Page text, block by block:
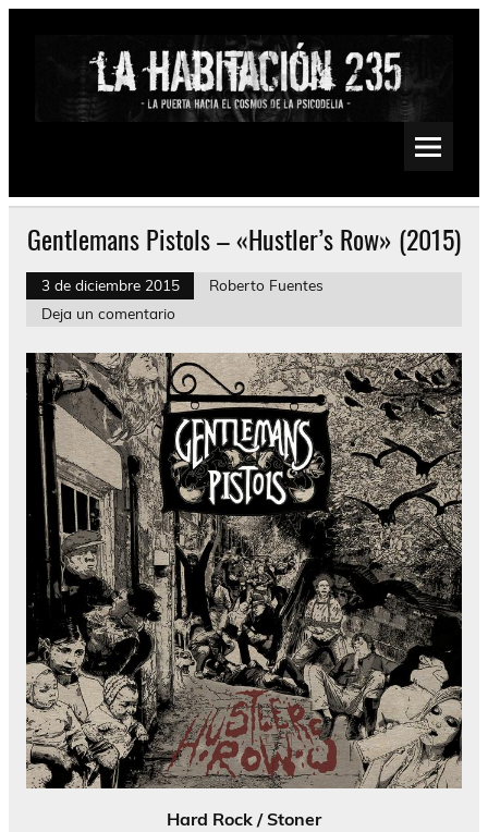
Saltar
Psychedelic, Stoner, Doom, Sludge, Fuzz, Space, Drone
Gentlemans Pistols – «Hustler’s Row» (2015)
3 de diciembre 2015
Roberto Fuentes
Deja un comentario
Hard Rock / Stoner